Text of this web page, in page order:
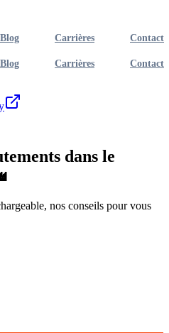
Blog Carrières
Contact
Blog Carrières Contact
dans le
nos conseils pour vous